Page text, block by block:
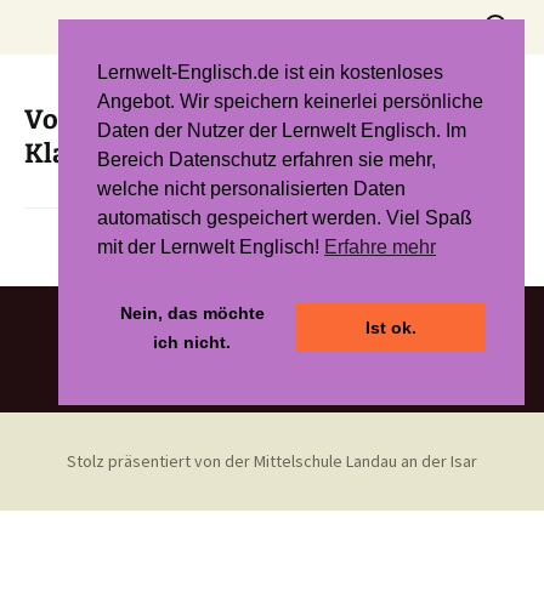
Suchen
Vokabeln schreiben – Blue Line 9.
Klasse R
Stolz präsentiert von der Mittelschule Landau an der Isar
Lernwelt-Englisch.de ist ein kostenloses
Angebot. Wir speichern keinerlei persönliche
Daten der Nutzer der Lernwelt Englisch. Im
Bereich Datenschutz erfahren sie mehr,
welche nicht personalisierten Daten
automatisch gespeichert werden. Viel Spaß
mit der Lernwelt Englisch! Erfahre mehr
Nein, das möchte
ich nicht.
Ist ok.